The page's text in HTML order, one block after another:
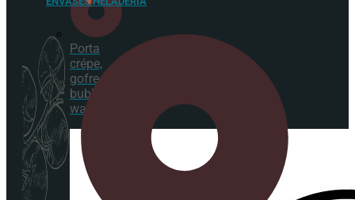
Porta
crépe,
gofre y
bubble
waffle